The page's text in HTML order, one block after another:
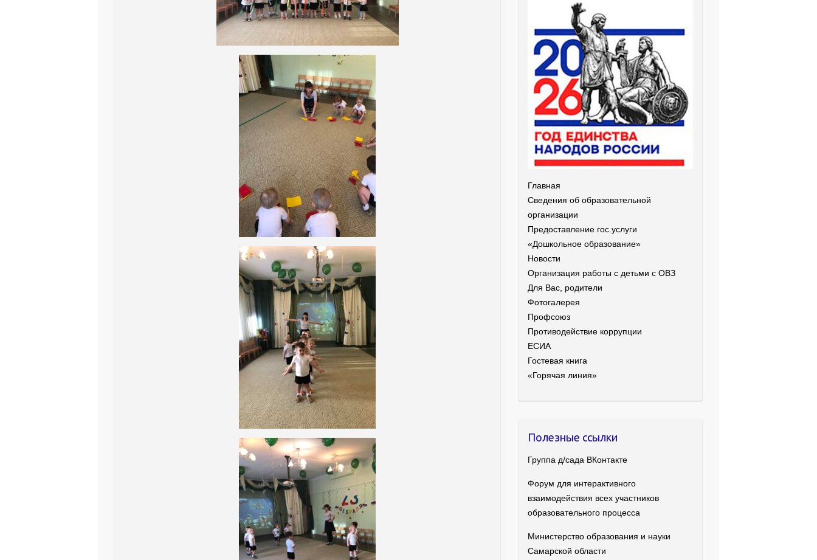
Главная
Сведения об образовательной
организации
Предоставление гос.услуги
«Дошкольное образование»
Новости
Организация работы с детьми с ОВЗ
Для Вас, родители
Фотогалерея
Профсоюз
Противодействие коррупции
ЕСИА
Гостевая книга
«Горячая линия»
Полезные ссылки
Группа д/сада ВКонтакте
Форум для интерактивного
взаимодействия всех участников
образовательного процесса
Министерство образования и науки
Самарской области